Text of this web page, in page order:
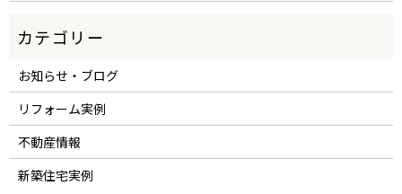
お知らせ・ブログ
リフォーム実例
不動産情報
新築住宅実例